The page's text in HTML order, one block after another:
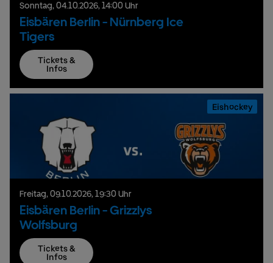
Sonntag,04.10.2026,14:00 Uhr
Eisbären Berlin - Nürnberg Ice
Tigers
Tickets &
Infos
Eishockey
Freitag,09.10.2026,19:30 Uhr
Eisbären Berlin - Grizzlys
Wolfsburg
Tickets &
Infos